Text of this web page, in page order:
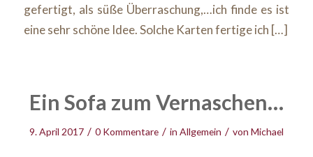
gefertigt, als süße Überraschung,…ich finde es ist
eine sehr schöne Idee. Solche Karten fertige ich […]
Ein Sofa zum Vernaschen…
9. April 2017 / 0 Kommentare / in Allgemein / von Michael